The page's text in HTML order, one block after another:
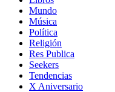
Mundo
Música
Política
Religión
Res Publica
Seekers
Tendencias
X Aniversario